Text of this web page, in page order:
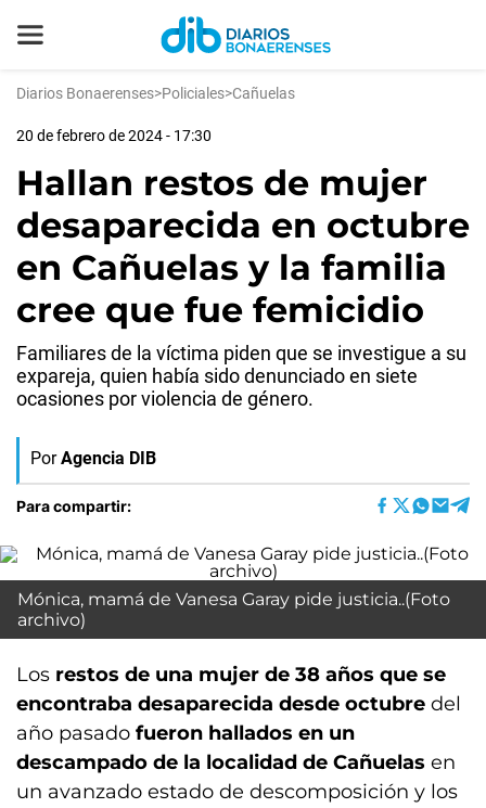
Diarios Bonaerenses>Policiales>Cañuelas
20 de febrero de 2024 - 17:30
Hallan restos de mujer
desaparecida en octubre
en Cañuelas y la familia
cree que fue femicidio
Familiares de la víctima piden que se investigue a su
expareja, quien había sido denunciado en siete
ocasiones por violencia de género.
Por Agencia DIB
Para compartir:
Mónica, mamá de Vanesa Garay pide justicia..(Foto
archivo)
Los restos de una mujer de 38 años que se
encontraba desaparecida desde octubre del
año pasado fueron hallados en un
descampado de la localidad de Cañuelas en
un avanzado estado de descomposición y los